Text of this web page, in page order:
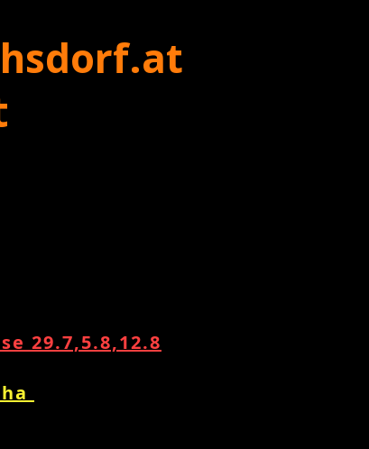
29.7,5.8,12.8